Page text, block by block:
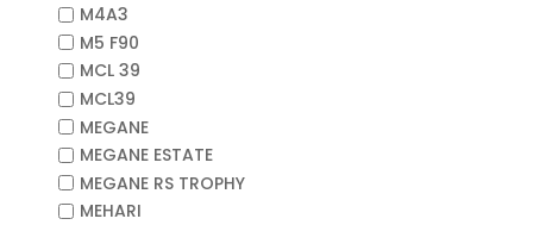
M4A3
M5 F90
MCL 39
MCL39
MEGANE
MEGANE ESTATE
MEGANE RS TROPHY
MEHARI